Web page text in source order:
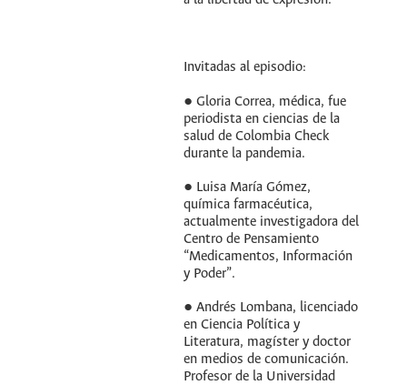
Invitadas al episodio:
● Gloria Correa, médica, fue
periodista en ciencias de la
salud de Colombia Check
durante la pandemia.
● Luisa María Gómez,
química farmacéutica,
actualmente investigadora del
Centro de Pensamiento
“Medicamentos, Información
y Poder”.
● Andrés Lombana, licenciado
en Ciencia Política y
Literatura, magíster y doctor
en medios de comunicación.
Profesor de la Universidad